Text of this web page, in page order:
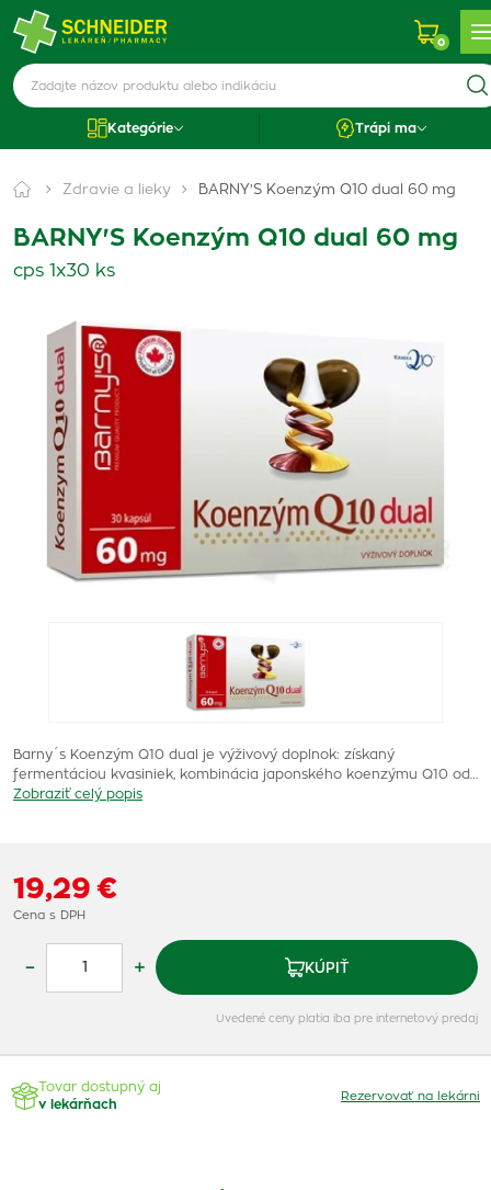
0
Kategórie Trápi ma
Zdravie a lieky BARNY'S Koenzým Q10 dual 60 mg
BARNY'S Koenzým Q10 dual 60 mg
cps 1x30 ks
Barny´s Koenzým Q10 dual je výživový doplnok: získaný
fermentáciou kvasiniek, kombinácia japonského koenzýmu Q10 od…
Zobraziť celý popis
19,29 €
Cena s DPH
– + KÚPIŤ
Uvedené ceny platia iba pre internetový predaj
Tovar dostupný aj
v lekárňach
Rezervovať na lekárni